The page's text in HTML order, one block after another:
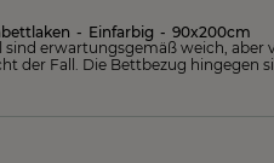
- Einfarbig - 90x200cm
sind erwartungsgemäß weich,
der Fall. Die Bettbezug hingegen